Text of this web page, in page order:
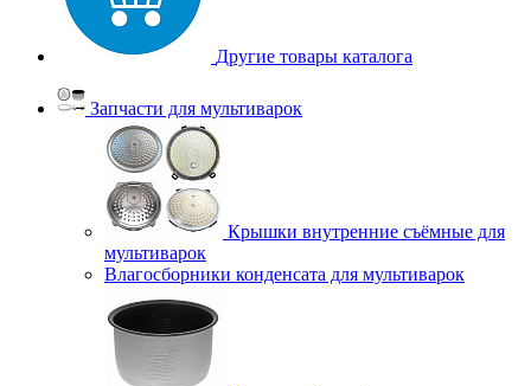
Другие товары каталога
Запчасти для мультиварок
Крышки внутренние съёмные для
мультиварок
Влагосборники конденсата для мультиварок